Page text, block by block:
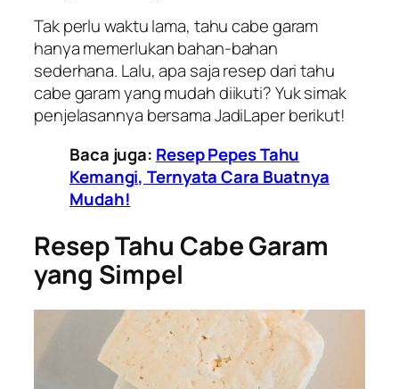
Tak perlu waktu lama, tahu cabe garam
hanya memerlukan bahan-bahan
sederhana. Lalu, apa saja resep dari tahu
cabe garam yang mudah diikuti? Yuk simak
penjelasannya bersama JadiLaper berikut!
Baca juga: Resep Pepes Tahu
Kemangi, Ternyata Cara Buatnya
Mudah!
Resep Tahu Cabe Garam
yang Simpel